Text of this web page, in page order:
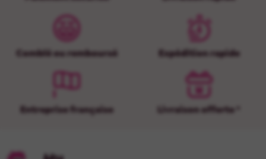
Comblé ou remboursé Expédition rapide
Entreprise française Livraison offerte *